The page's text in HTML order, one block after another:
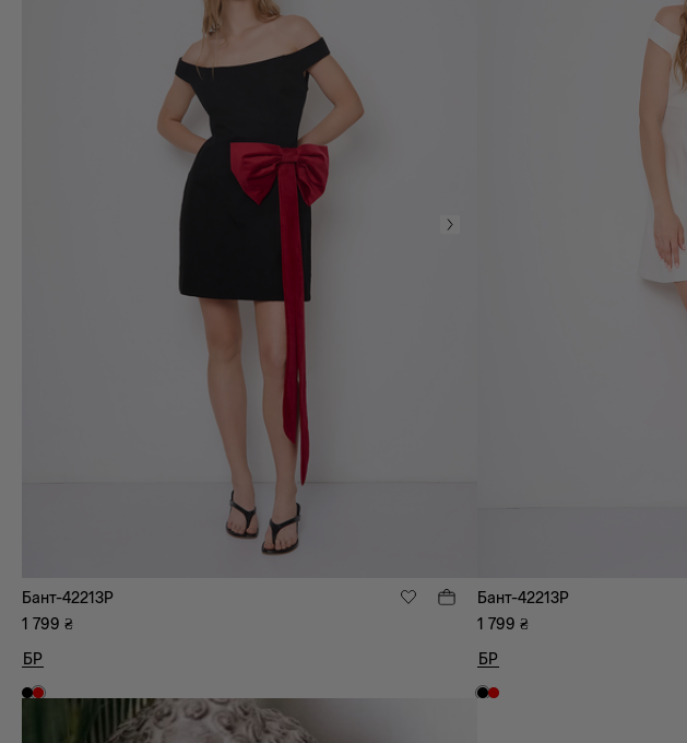
Бант-42213P
1 799 ₴
БР
Бант-42213P
1 799 ₴
БР